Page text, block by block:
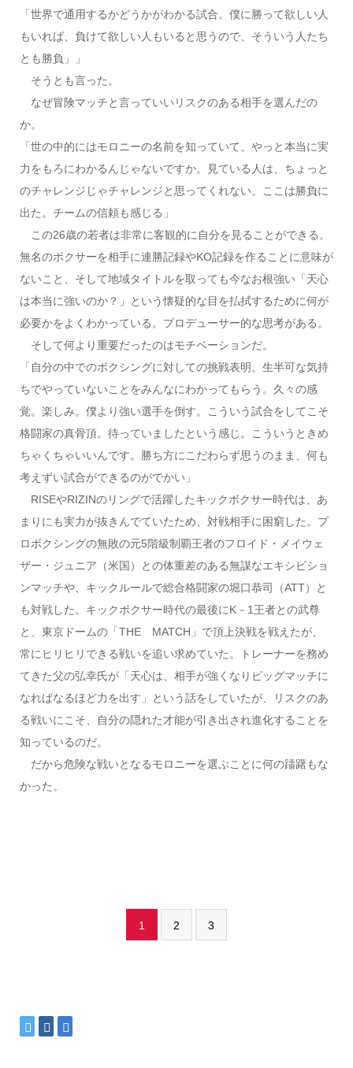
「世界で通用するかどうかがわかる試合。僕に勝って欲しい人
もいれば、負けて欲しい人もいると思うので、そういう人たち
とも勝負」」
そうとも言った。
なぜ冒険マッチと言っていいリスクのある相手を選んだの
か。
「世の中的にはモロニーの名前を知っていて、やっと本当に実
力をもろにわかるんじゃないですか。見ている人は、ちょっと
のチャレンジじゃチャレンジと思ってくれない。ここは勝負に
出た。チームの信頼も感じる」
この26歳の若者は非常に客観的に自分を見ることができる。
無名のボクサーを相手に連勝記録やKO記録を作ることに意味が
ないこと、そして地域タイトルを取っても今なお根強い「天心
は本当に強いのか？」という懐疑的な目を払拭するために何が
必要かをよくわかっている。プロデューサー的な思考がある。
そして何より重要だったのはモチベーションだ。
「自分の中でのボクシングに対しての挑戦表明。生半可な気持
ちでやっていないことをみんなにわかってもらう。久々の感
覚。楽しみ。僕より強い選手を倒す。こういう試合をしてこそ
格闘家の真骨頂。待っていましたという感じ。こういうときめ
ちゃくちゃいいんです。勝ち方にこだわらず思うのまま、何も
考えずい試合ができるのがでかい」
RISEやRIZINのリングで活躍したキックボクサー時代は、あ
まりにも実力が抜きんでていたため、対戦相手に困窮した。プ
ロボクシングの無敗の元5階級制覇王者のフロイド・メイウェ
ザー・ジュニア（米国）との体重差のある無謀なエキシビショ
ンマッチや、キックルールで総合格闘家の堀口恭司（ATT）と
も対戦した。キックボクサー時代の最後にK－1王者との武尊
と、東京ドームの「THE MATCH」で頂上決戦を戦えたが、
常にヒリヒリできる戦いを追い求めていた。トレーナーを務め
てきた父の弘幸氏が「天心は、相手が強くなりビッグマッチに
なればなるほど力を出す」という話をしていたが、リスクのあ
る戦いにこそ、自分の隠れた才能が引き出され進化することを
知っているのだ。
だから危険な戦いとなるモロニーを選ぶことに何の躊躇もな
かった。
1 2 3